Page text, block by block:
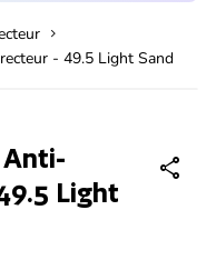
chevron_right
- 49.5 Light Sand
Light
share